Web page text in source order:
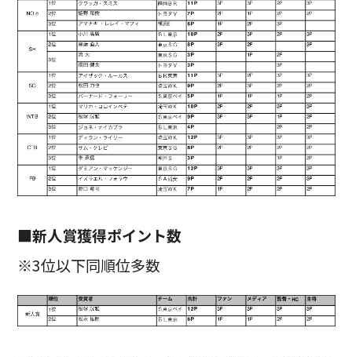
■新人賞獲得ポイント数
※3位以下同順位多数